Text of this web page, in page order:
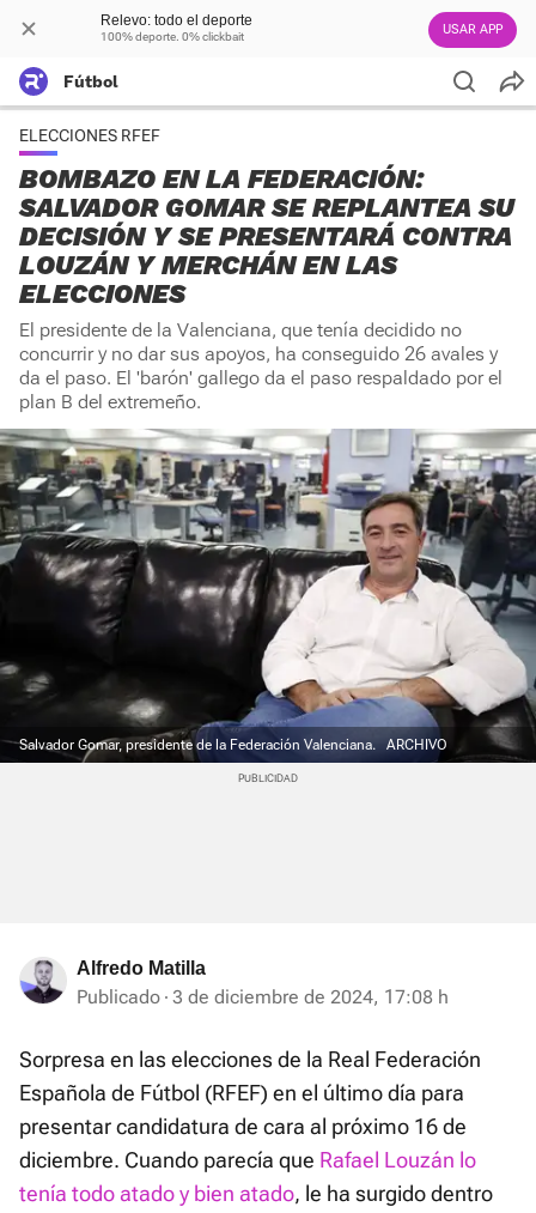
Relevo: todo el deporte
100% deporte. 0% clickbait USAR APP
Fútbol
ELECCIONES RFEF
BOMBAZO EN LA FEDERACIÓN:
SALVADOR GOMAR SE REPLANTEA SU
DECISIÓN Y SE PRESENTARÁ CONTRA
LOUZÁN Y MERCHÁN EN LAS
ELECCIONES
El presidente de la Valenciana, que tenía decidido no
concurrir y no dar sus apoyos, ha conseguido 26 avales y
da el paso. El 'barón' gallego da el paso respaldado por el
plan B del extremeño.
Salvador Gomar, presidente de la Federación Valenciana. ARCHIVO
Alfredo Matilla
Publicado 3 de diciembre de 2024, 17:08 h
Sorpresa en las elecciones de la Real Federación
Española de Fútbol (RFEF) en el último día para
presentar candidatura de cara al próximo 16 de
diciembre. Cuando parecía que Rafael Louzán lo
tenía todo atado y bien atado, le ha surgido dentro